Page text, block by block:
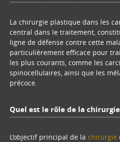
La chirurgie plastique dans les
central dans le traitement,
ligne de défense contre cette
particulièrement efficace pour
les plus courants, comme les
spinocellulaires, ainsi que les
précoce.
Quel est le rôle de la
L’objectif principal de la chirurgie